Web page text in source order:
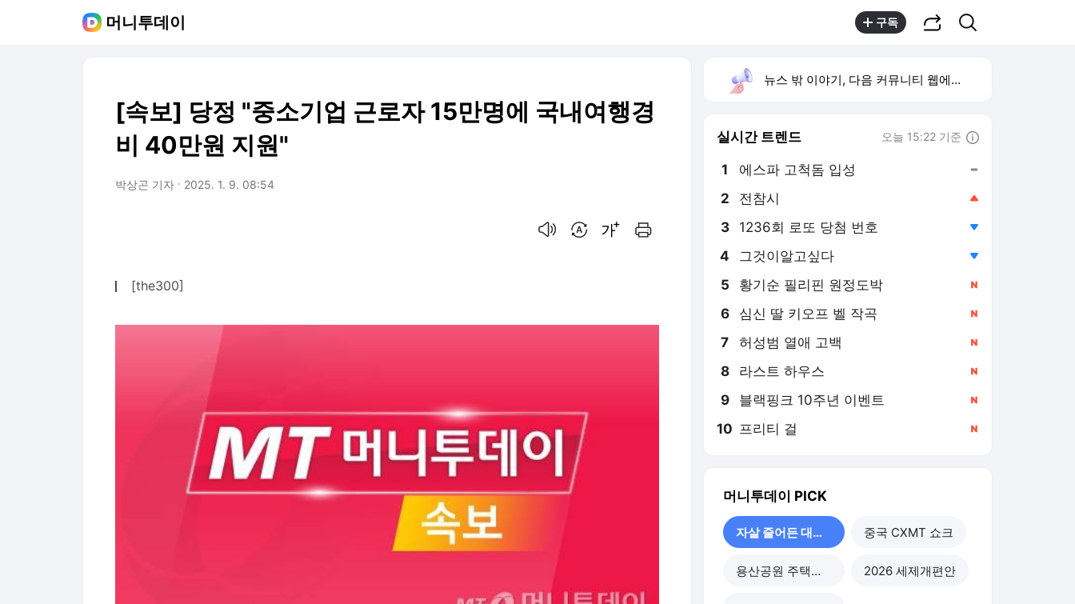
머니투데이 구독
[속보] 당정 "중소기업 근로자 15만명에 국내여행경
비 40만원 지원"
박상곤 기자 2025. 1. 9. 08:54
[the300]
뉴스 밖 이야기, 다음 커뮤니티 웹에서 보기
실시간 트렌드 오늘 15:22 기준
1 에스파 고척돔 입성
2 전참시
4 그것이알고싶다
5 황기순 필리핀 원정도박
6 심신 딸 키오프 벨 작곡
7 허성범 열애 고백
8 라스트 하우스
9 블랙핑크 10주년 이벤트
10 프리티 걸
머니투데이 PICK
자살 줄어든 대한민국 중국 CXMT 쇼크
용산공원 주택공급 2026 세제개편안